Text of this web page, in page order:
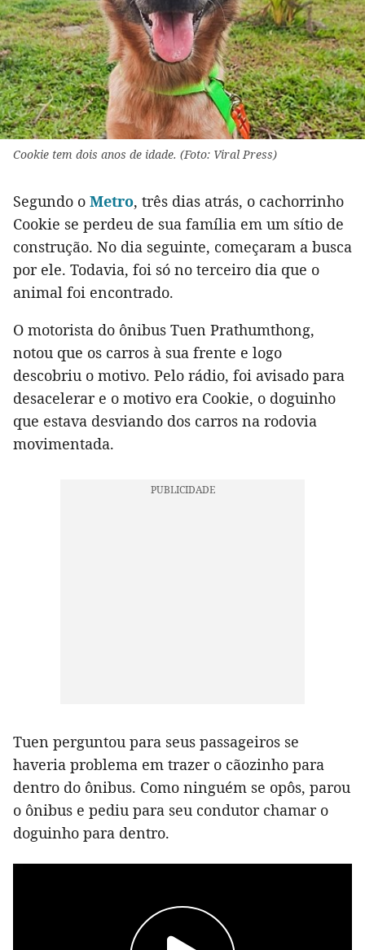
Cookie tem dois anos de idade. (Foto: Viral Press)
Segundo o Metro, três dias atrás, o cachorrinho
Cookie se perdeu de sua família em um sítio de
construção. No dia seguinte, começaram a busca
por ele. Todavia, foi só no terceiro dia que o
animal foi encontrado.
O motorista do ônibus Tuen Prathumthong,
notou que os carros à sua frente e logo
descobriu o motivo. Pelo rádio, foi avisado para
desacelerar e o motivo era Cookie, o doguinho
que estava desviando dos carros na rodovia
movimentada.
Tuen perguntou para seus passageiros se
haveria problema em trazer o cãozinho para
dentro do ônibus. Como ninguém se opôs, parou
o ônibus e pediu para seu condutor chamar o
doguinho para dentro.